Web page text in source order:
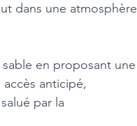
dans une atmosphère
en proposant une
anticipé,
par la